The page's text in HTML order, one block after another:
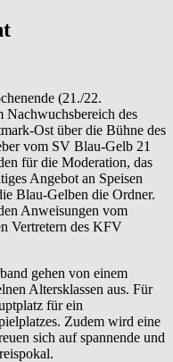
(21./22.
des
Ost über die Bühne des
vom SV Blau-Gelb 21
für die Moderation, das
Angebot an Speisen
Blau-Gelben die Ordner.
Anweisungen vom
Vertretern des KFV
gehen von einem
Altersklassen aus. Für
für ein
Zudem wird eine
sich auf spannende und